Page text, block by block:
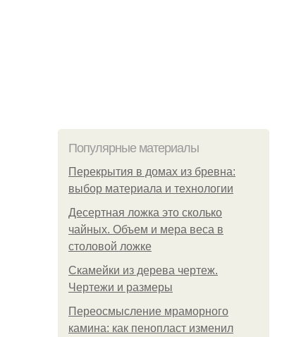
Популярные материалы
Перекрытия в домах из бревна:
выбор материала и технологии
Десертная ложка это сколько
чайных. Объем и мера веса в
столовой ложке
Скамейки из дерева чертеж.
Чертежи и размеры
Переосмысление мраморного
камина: как пенопласт изменил